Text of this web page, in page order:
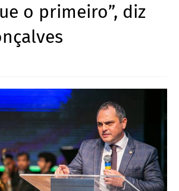
o primeiro”, diz